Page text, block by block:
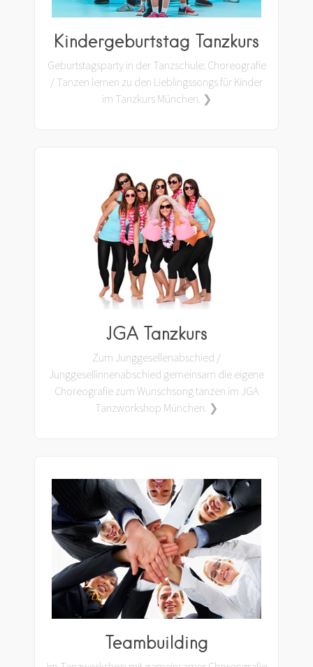
Kindergeburtstag Tanzkurs
Geburtstagsparty in der Tanzschule: Choreografie
/ Tanzen lernen zu den Lieblingssongs für Kinder
im Tanzkurs München. ❯
JGA Tanzkurs
Zum Junggesellenabschied /
Junggesellinnenabschied gemeinsam die eigene
Choreografie zum Wunschsong tanzen im JGA
Tanzworkshop München. ❯
Teambuilding